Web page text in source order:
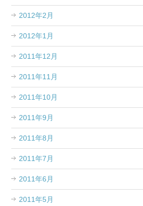
2012年2月
2012年1月
2011年12月
2011年11月
2011年10月
2011年9月
2011年8月
2011年7月
2011年6月
2011年5月